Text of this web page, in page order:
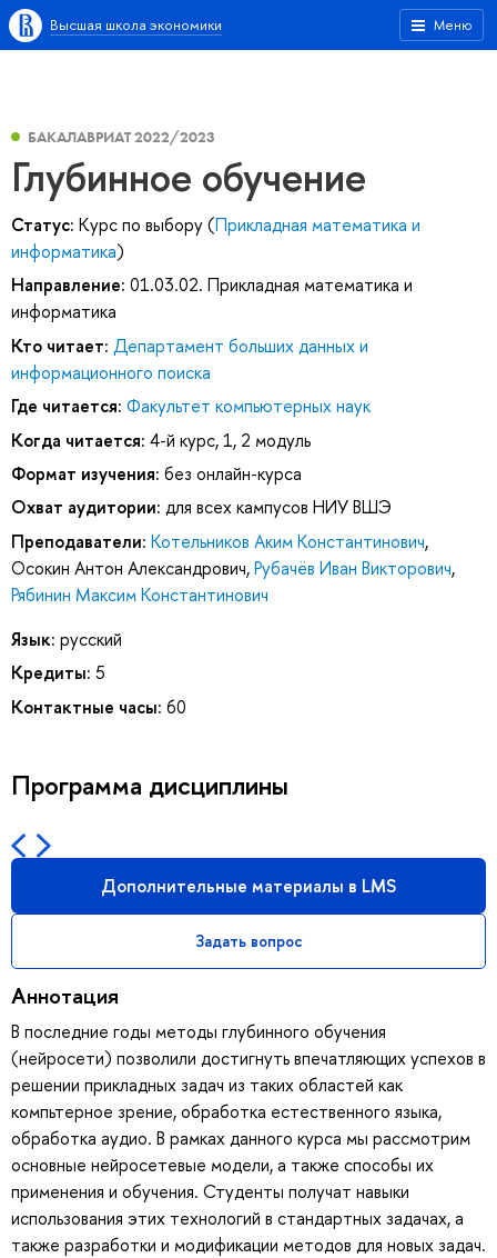
Меню
Высшая школа экономики
БАКАЛАВРИАТ 2022/2023
Глубинное обучение
Статус: Курс по выбору (Прикладная математика и
информатика)
Направление: 01.03.02. Прикладная математика и
информатика
Кто читает: Департамент больших данных и
информационного поиска
Где читается: Факультет компьютерных наук
Когда читается: 4-й курс, 1, 2 модуль
Формат изучения: без онлайн-курса
Охват аудитории: для всех кампусов НИУ ВШЭ
Преподаватели: Котельников Аким Константинович,
Осокин Антон Александрович,Рубачёв Иван Викторович,
Рябинин Максим Константинович
Язык: русский
Кредиты: 5
Контактные часы: 60
Программа дисциплины
Дополнительные материалы в LMS
Задать вопрос
Аннотация
В последние годы методы глубинного обучения
(нейросети) позволили достигнуть впечатляющих успехов в
решении прикладных задач из таких областей как
компьтерное зрение, обработка естественного языка,
обработка аудио. В рамках данного курса мы рассмотрим
основные нейросетевые модели, а также способы их
применения и обучения. Студенты получат навыки
использования этих технологий в стандартных задачах, а
также разработки и модификации методов для новых задач.